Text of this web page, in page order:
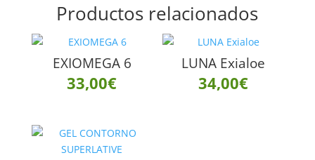
Productos relacionados
EXIOMEGA 6
33,00€
LUNA Exialoe
34,00€